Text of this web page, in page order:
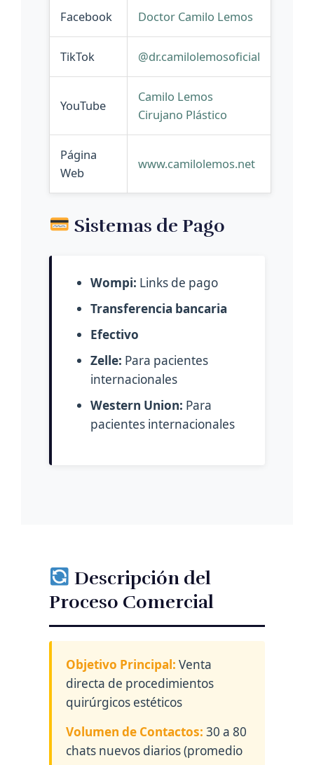
Facebook Doctor Camilo Lemos
TikTok @dr.camilolemosoficial
YouTube
Camilo Lemos
Cirujano Plástico
Página
Web
www.camilolemos.net
Sistemas de Pago
Wompi: Links de pago
Transferencia bancaria
Efectivo
Zelle: Para pacientes
internacionales
Western Union: Para
pacientes internacionales
Descripción del
Proceso Comercial
Objetivo Principal: Venta
directa de procedimientos
quirúrgicos estéticos
Volumen de Contactos: 30 a 80
chats nuevos diarios (promedio